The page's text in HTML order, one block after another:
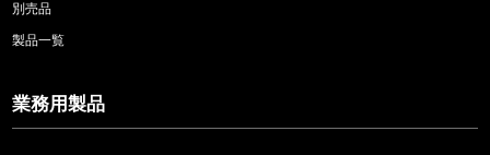
別売品
製品一覧
業務用製品